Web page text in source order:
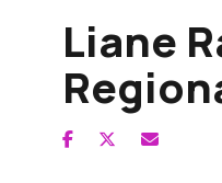
Liane